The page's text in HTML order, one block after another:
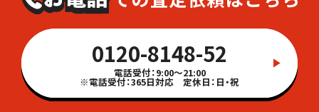
0120-8148-52
電話受付：9:00～21:00
※電話受付：365日対応 定休日：日・祝